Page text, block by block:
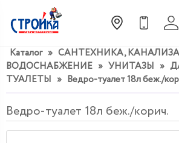
Каталог » САНТЕХНИКА,
ВОДОСНАБЖЕНИЕ » УНИТАЗЫ »
ТУАЛЕТЫ » Ведро-туалет 18л беж./
Ведро-туалет 18л беж./корич.